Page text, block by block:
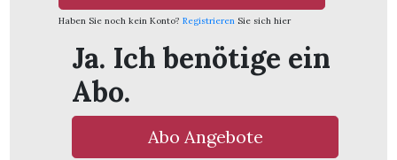
Haben Sie noch kein Konto? Registrieren Sie sich hier
Ja. Ich benötige ein
Abo.
Abo Angebote